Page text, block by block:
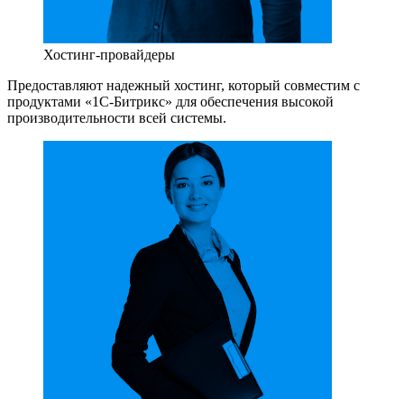
Хостинг-провайдеры
Предоставляют надежный хостинг, который совместим с
продуктами «1С-Битрикс» для обеспечения высокой
производительности всей системы.